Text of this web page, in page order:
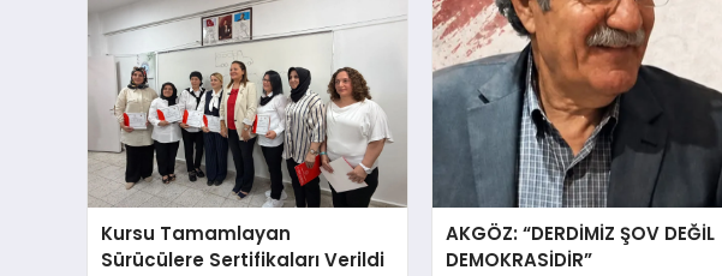
Kursu Tamamlayan
Sürücülere Sertifikaları Verildi
AKGÖZ: “DERDİMİZ ŞOV DEĞİL
DEMOKRASİDİR”